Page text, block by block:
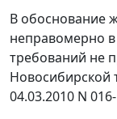
В обоснование
неправомерно
требований не
Новосибирской
04.03.2010 N